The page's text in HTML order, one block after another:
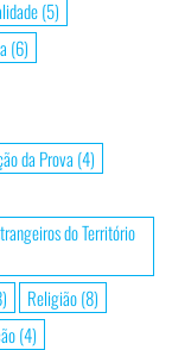
(5)
(6)
da Prova (4)
do Território
Religião(8)
(4)